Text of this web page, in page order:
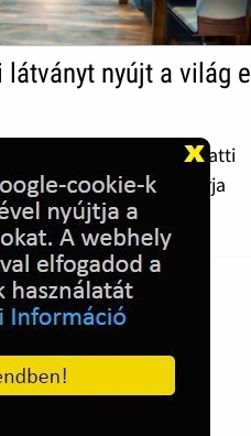
látványt nyújt a világ
a világ első víz alatti
mélységben várja
vacsorára.